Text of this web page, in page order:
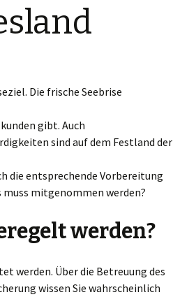
Die frische Seebrise
gibt. Auch
sind auf dem Festland der
die entsprechende Vorbereitung
muss mitgenommen werden?
werden?
werden. Über die Betreuung des
wissen Sie wahrscheinlich